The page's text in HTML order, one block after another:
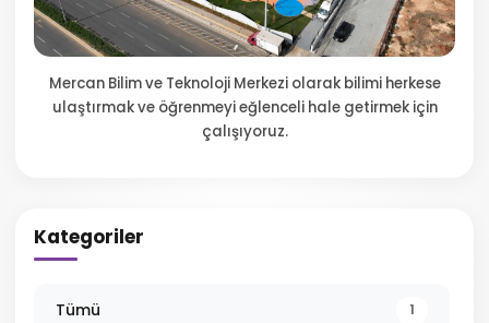
Mercan Bilim ve Teknoloji Merkezi olarak bilimi herkese
ulaştırmak ve öğrenmeyi eğlenceli hale getirmek için
çalışıyoruz.
Kategoriler
Tümü 1